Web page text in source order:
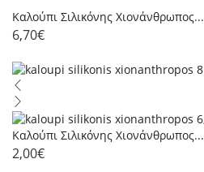
Καλούπι Σιλικόνης Χιονάνθρωπος...
6,70€
Καλούπι Σιλικόνης Χιονάνθρωπος...
2,00€